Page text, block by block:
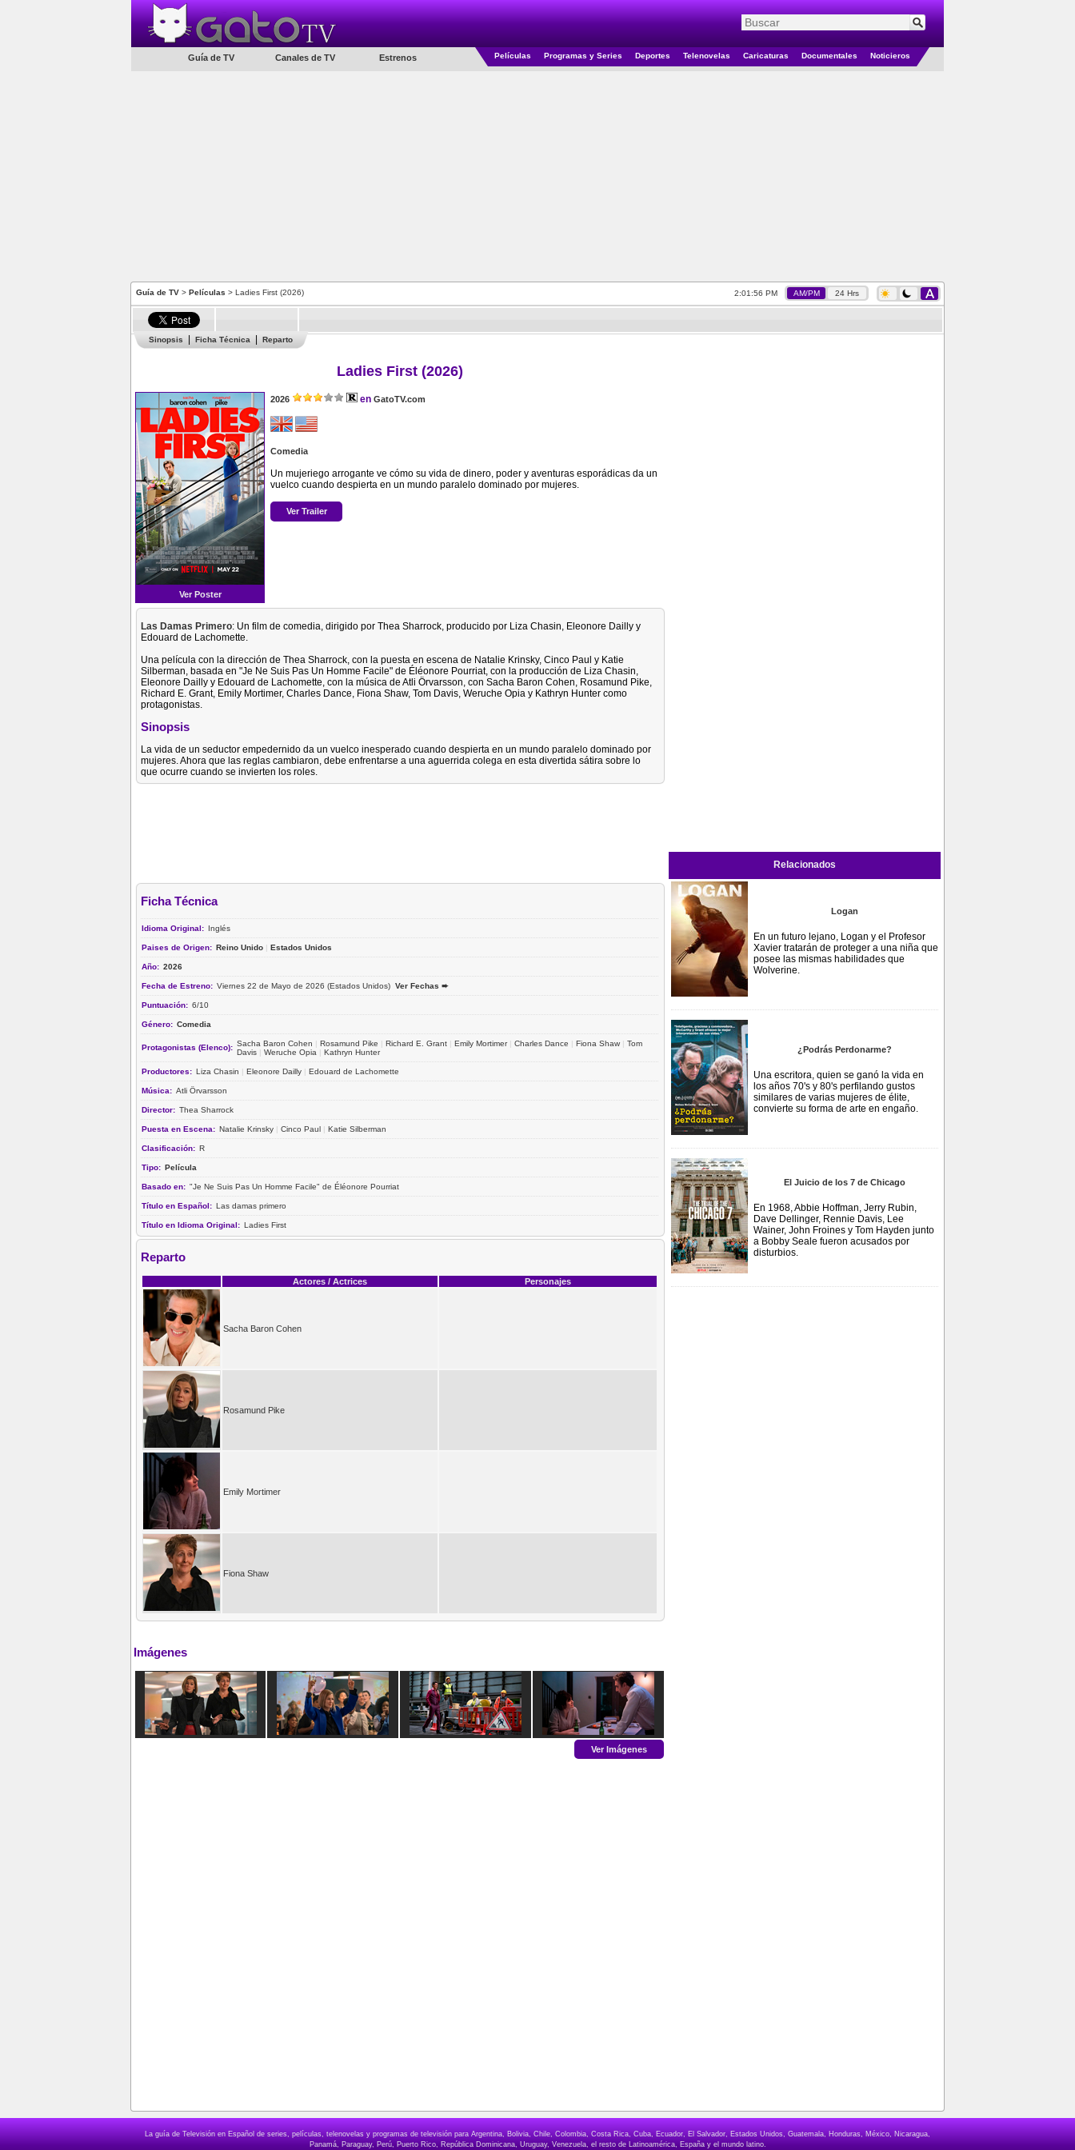
Guía de TV Canales de TV Estrenos Películas Programas y Series Deportes Telenovelas Caricaturas Documentales Noticieros
Guía de TV > Películas > Ladies First (2026) 2:01:57 PM AM/PM 24 Hrs
Sinopsis Ficha Técnica Reparto
Ladies First (2026)
Ver Poster
2026 en GatoTV.com
Comedia
Un mujeriego arrogante ve cómo su vida de dinero, poder y aventuras esporádicas da un
vuelco cuando despierta en un mundo paralelo dominado por mujeres.
Ver Trailer
Las Damas Primero: Un film de comedia, dirigido por Thea Sharrock, producido por Liza Chasin, Eleonore Dailly y
Edouard de Lachomette.
Una película con la dirección de Thea Sharrock, con la puesta en escena de Natalie Krinsky, Cinco Paul y Katie
Silberman, basada en "Je Ne Suis Pas Un Homme Facile" de Éléonore Pourriat, con la producción de Liza Chasin,
Eleonore Dailly y Edouard de Lachomette, con la música de Atli Örvarsson, con Sacha Baron Cohen, Rosamund Pike,
Richard E. Grant, Emily Mortimer, Charles Dance, Fiona Shaw, Tom Davis, Weruche Opia y Kathryn Hunter como
protagonistas.
Sinopsis
La vida de un seductor empedernido da un vuelco inesperado cuando despierta en un mundo paralelo dominado por
mujeres. Ahora que las reglas cambiaron, debe enfrentarse a una aguerrida colega en esta divertida sátira sobre lo
que ocurre cuando se invierten los roles.
Ficha Técnica
Idioma Original: Inglés
Paises de Origen: Reino Unido | Estados Unidos
Año: 2026
Fecha de Estreno: Viernes 22 de Mayo de 2026 (Estados Unidos) Ver Fechas ➨
Puntuación: 6/10
Género: Comedia
Protagonistas (Elenco): Sacha Baron Cohen | Rosamund Pike | Richard E. Grant | Emily Mortimer| Charles Dance | Fiona Shaw | Tom
Davis | Weruche Opia | Kathryn Hunter
Productores: Liza Chasin | Eleonore Dailly | Edouard de Lachomette
Música: Atli Örvarsson
Director: Thea Sharrock
Puesta en Escena: Natalie Krinsky | Cinco Paul | Katie Silberman
Clasificación: R
Tipo: Película
Basado en: "Je Ne Suis Pas Un Homme Facile" de Éléonore Pourriat
Título en Español: Las damas primero
Título en Idioma Original: Ladies First
Reparto
Actores / Actrices Personajes
Sacha Baron Cohen
Rosamund Pike
Emily Mortimer
Fiona Shaw
Imágenes
Ver Imágenes
Relacionados
Logan
En un futuro lejano, Logan y el Profesor
Xavier tratarán de proteger a una niña que
posee las mismas habilidades que
Wolverine.
¿Podrás Perdonarme?
Una escritora, quien se ganó la vida en
los años 70's y 80's perfilando gustos
similares de varias mujeres de élite,
convierte su forma de arte en engaño.
El Juicio de los 7 de Chicago
En 1968, Abbie Hoffman, Jerry Rubin,
Dave Dellinger, Rennie Davis, Lee
Wainer, John Froines y Tom Hayden junto
a Bobby Seale fueron acusados por
disturbios.
La guía de Televisión en Español de series, películas, telenovelas y programas de televisión para Argentina, Bolivia, Chile, Colombia, Costa Rica, Cuba, Ecuador, El Salvador, Estados Unidos, Guatemala, Honduras, México, Nicaragua,
Panamá, Paraguay, Perú, Puerto Rico, República Dominicana, Uruguay, Venezuela, el resto de Latinoamérica, España y el mundo latino.